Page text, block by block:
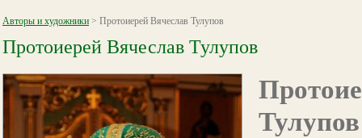
Авторы и художники > Протоиерей Вячеслав Тулупов
Протоиерей Вячеслав Тулупов
Тулупов